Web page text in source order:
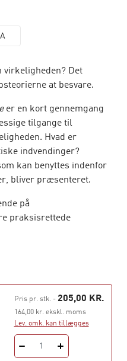
virkeligheden? Det
at besvare.
er en kort gennemgang
tilgange til
Hvad er
indvendinger?
kan benyttes indenfor
bliver præsenteret.
på
praksisrettede
Pris pr. stk.- 205,00 KR.
164,00 kr. ekskl. moms
Lev. omk. kan tillægges
1